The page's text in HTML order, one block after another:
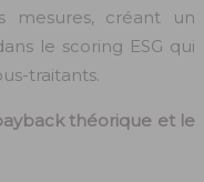
mesures, créant un
le scoring ESG qui
traitants.
théorique et le